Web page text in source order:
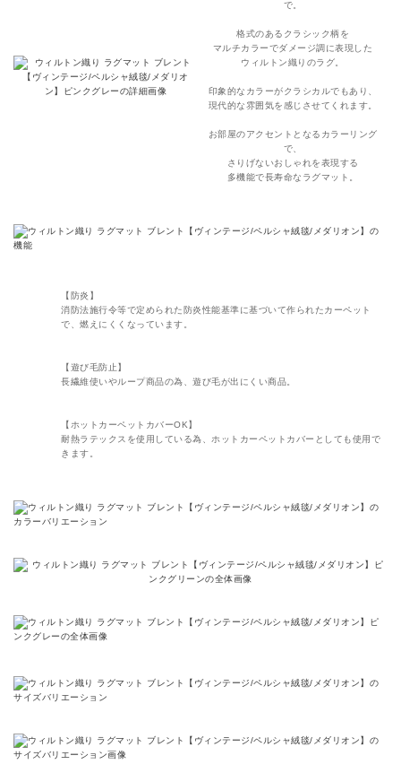
で。
格式のあるクラシック柄を
マルチカラーでダメージ調に表現した
ウィルトン織りのラグ。
印象的なカラーがクラシカルでもあり、
現代的な雰囲気を感じさせてくれます。
お部屋のアクセントとなるカラーリング
で、
さりげないおしゃれを表現する
多機能で長寿命なラグマット。
【防炎】
消防法施行令等で定められた防炎性能基準に基づいて作られたカーペット
で、燃えにくくなっています。
【遊び毛防止】
長繊維使いやループ商品の為、遊び毛が出にくい商品。
【ホットカーペットカバーOK】
耐熱ラテックスを使用している為、ホットカーペットカバーとしても使用で
きます。